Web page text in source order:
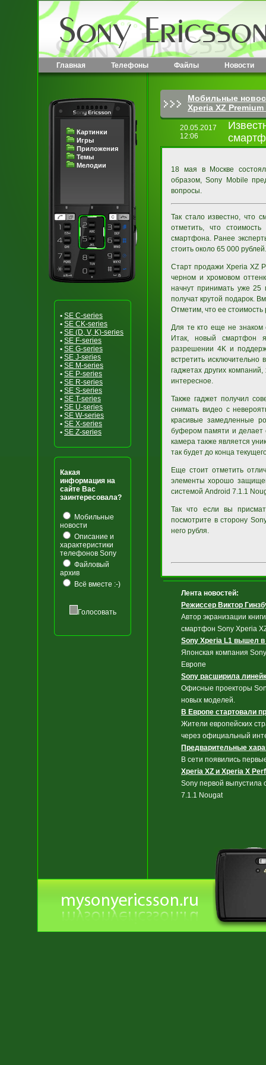
Главная Телефоны Файлы Новости
Картинки
Игры
Приложения
Темы
Мелодии
• SE C-series
• SE CK-series
• SE (D, V, K)-series
• SE F-series
• SE G-series
• SE J-series
• SE M-series
• SE P-series
• SE R-series
• SE S-series
• SE T-series
• SE U-series
• SE W-series
• SE X-series
• SE Z-series
Какая
информация на
сайте Вас
заинтересовала?
Мобильные
новости
Описание и
характеристики
телефонов Sony
Файловый
архив
Всё вместе :-)
Голосовать
Мобильные
Xperia XZ
20.05.2017
12:06
18 мая в Москве
образом, Sony Mobile
вопросы.
Так стало известно, что
отметить, что
смартфона. Ранее
стоить около 65 000
Старт продажи Xperia XZ
черном и хромовом
начнут принимать уже
получат крутой подарок.
Отметим, что ее стоимость
Для те кто еще не знаком
Итак, новый смартфон
разрешении 4K и
встретить
гаджетах других
интересное.
Также гаджет получил
снимать видео с
красивые замедленные
буфером памяти и делает
камера также является
так будет до конца
Еще стоит отметить
элементы хорошо
системой Android 7.1.1
Так что если вы
посмотрите в сторону
него рубля.
Лента новостей:
Режиссер Виктор
Автор экранизации
смартфон Sony Xperia
Sony Xperia L1 вышел
Японская компания
Европе
Sony расширила
Офисные проекторы
новых моделей.
В Европе стартовали
Жители европейских
через официальный
Предварительные
В сети появилиcь
Xperia XZ и Xperia X
Sony первой выпустила
7.1.1 Nougat